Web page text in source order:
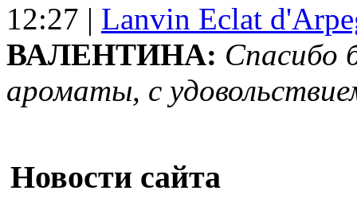
12:27 | Lanvin Eclat
ВАЛЕНТИНА: Спасибо
ароматы, с
Новости сайта